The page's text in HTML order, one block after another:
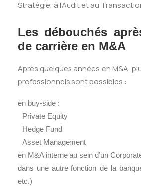
Stratégie, à l’Audit et au
Les débouchés
de carrière en M&A
Après quelques années en M&A,
professionnels sont possibles :
en buy-side :
Private Equity
Hedge Fund
Asset Management
en M&A interne au sein d’un
dans une autre fonction de la
etc.)